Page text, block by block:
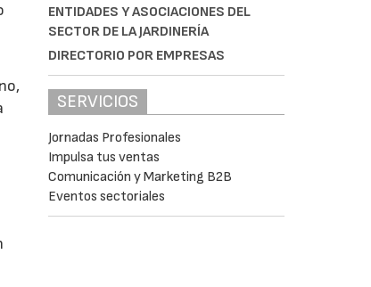
ENTIDADES Y ASOCIACIONES DEL
SECTOR DE LA JARDINERÍA
DIRECTORIO POR EMPRESAS
SERVICIOS
Jornadas Profesionales
Impulsa tus ventas
Comunicación y Marketing B2B
Eventos sectoriales